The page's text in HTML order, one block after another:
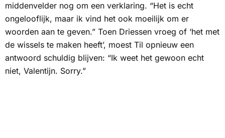
middenvelder nog om een verklaring. “Het is echt
ongelooflijk, maar ik vind het ook moeilijk om er
woorden aan te geven.” Toen Driessen vroeg of ‘het met
de wissels te maken heeft’, moest Til opnieuw een
antwoord schuldig blijven: “Ik weet het gewoon echt
niet, Valentijn. Sorry.”